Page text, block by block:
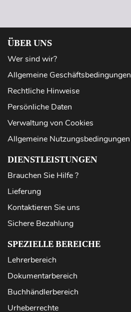
ÜBER UNS
Wer sind wir?
Allgemeine Geschäftsbedingungen
Rechtliche Hinweise
Persönliche Daten
Verwaltung von Cookies
Allgemeine Nutzungsbedingungen
DIENSTLEISTUNGEN
Brauchen Sie Hilfe ?
Lieferung
Kontaktieren Sie uns
Sichere Bezahlung
SPEZIELLE BEREICHE
Lehrerbereich
Dokumentarbereich
Buchhändlerbereich
Urheberrechte